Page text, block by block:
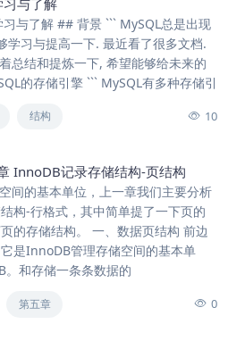
与了解 ## 背景 ``` MySQL总是出现
学习与提高一下. 最近看了很多文档.
总结和提炼一下, 希望能够给未来的
的存储引擎 ``` MySQL有多种存储引
结构 10
InnoDB记录存储结构-页结构
间的基本单位，上一章我们主要分析
构-行格式，其中简单提了一下页的
的存储结构。 一、数据页结构 前边
是InnoDB管理存储空间的基本单
。和存储一条条数据的
第五章 0